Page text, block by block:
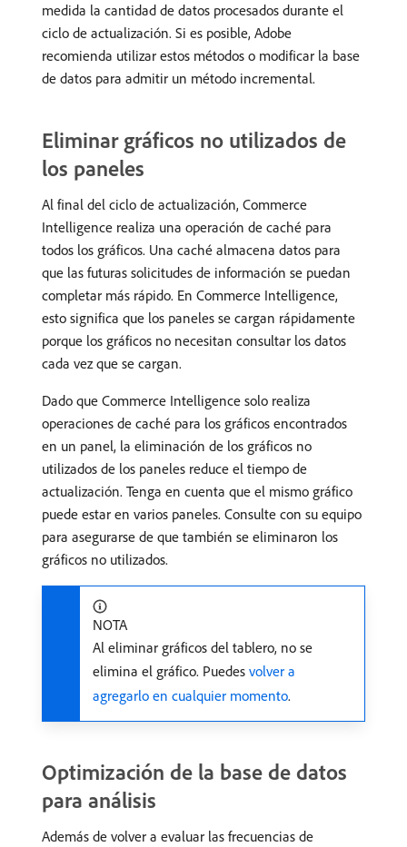
medida la cantidad de datos procesados durante el
ciclo de actualización. Si es posible, Adobe
recomienda utilizar estos métodos o modificar la base
de datos para admitir un método incremental.
Eliminar gráficos no utilizados de
los paneles
Al final del ciclo de actualización, Commerce
Intelligence realiza una operación de caché para
todos los gráficos. Una caché almacena datos para
que las futuras solicitudes de información se puedan
completar más rápido. En Commerce Intelligence,
esto significa que los paneles se cargan rápidamente
porque los gráficos no necesitan consultar los datos
cada vez que se cargan.
Dado que Commerce Intelligence solo realiza
operaciones de caché para los gráficos encontrados
en un panel, la eliminación de los gráficos no
utilizados de los paneles reduce el tiempo de
actualización. Tenga en cuenta que el mismo gráfico
puede estar en varios paneles. Consulte con su equipo
para asegurarse de que también se eliminaron los
gráficos no utilizados.
NOTA
Al eliminar gráficos del tablero, no se
elimina el gráfico. Puedes volver a
agregarlo en cualquier momento.
Optimización de la base de datos
para análisis
Además de volver a evaluar las frecuencias de